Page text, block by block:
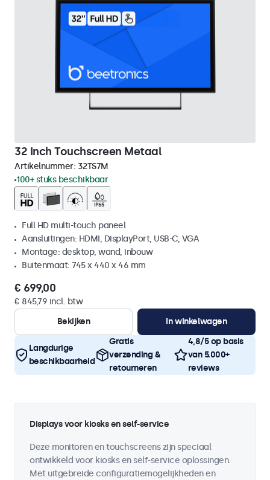
32 Inch Touchscreen Metaal
Artikelnummer: 32TS7M
100+ stuks beschikbaar
Full HD multi-touch paneel
Aansluitingen: HDMI, DisplayPort, USB-C, VGA
Montage: desktop, wand, inbouw
Buitenmaat: 745 x 440 x 46 mm
€ 699,00
€ 845,79 incl. btw
Bekijken
In winkelwagen
Langdurige
beschikbaarheid
Gratis
verzending &
retourneren
4,8/5 op basis
van 5.000+
reviews
Displays voor kiosks en self-service
Deze monitoren en touchscreens zijn speciaal
ontwikkeld voor kiosks en self-service oplossingen.
Met uitgebreide configuratiemogelijkheden en